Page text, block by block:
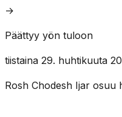
→
Päättyy yön tuloon
tiistaina 29. huhtikuuta
Rosh Chodesh Ijar osuu